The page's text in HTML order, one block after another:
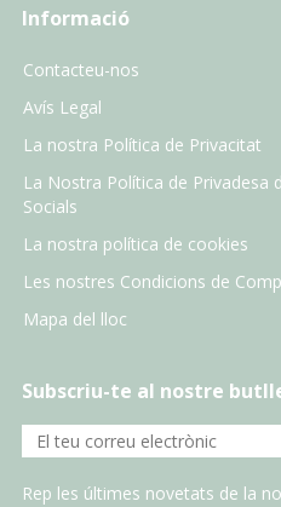
Informació
Contacteu-nos
Avís Legal
La nostra Política de Privacitat
La Nostra Política de Privadesa
Socials
La nostra política de cookies
Les nostres Condicions de
Mapa del lloc
Subscriu-te al nostre
Rep les últimes novetats de la